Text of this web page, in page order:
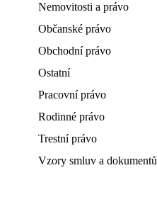
Nemovitosti a právo
Občanské právo
Obchodní právo
Ostatní
Pracovní právo
Rodinné právo
Trestní právo
Vzory smluv a dokumentů